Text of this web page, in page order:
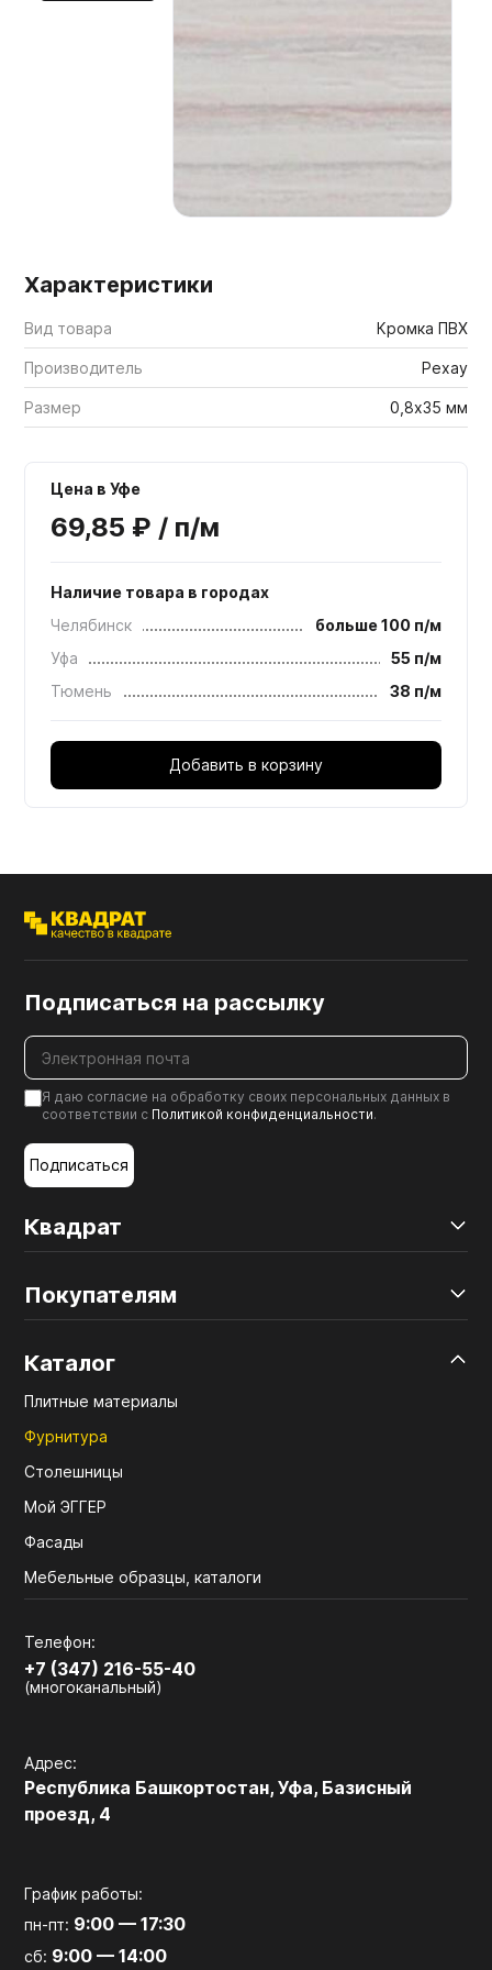
Мебельные образцы, каталоги
Характеристики
Вид товара Кромка ПВХ
Производитель Рехау
Размер 0,8х35 мм
Цена в Уфе
69,85 ₽ / п/м
Наличие товара в городах
Челябинск
больше 100 п/м
Уфа
55 п/м
Тюмень
38 п/м
Добавить в корзину
Квадрат
Покупателям
Каталог
Плитные материалы
Фурнитура
Столешницы
Мой ЭГГЕР
Фасады
Мебельные образцы, каталоги
Телефон:
+7 (347) 216-55-40
(многоканальный)
Адрес:
Республика Башкортостан, Уфа, Базисный
проезд, 4
График работы:
пн-пт: 9:00 — 17:30
сб: 9:00 — 14:00
Подписаться на рассылку
Я даю согласие на обработку своих персональных данных в
соответствии с Политикой конфиденциальности.
Подписаться